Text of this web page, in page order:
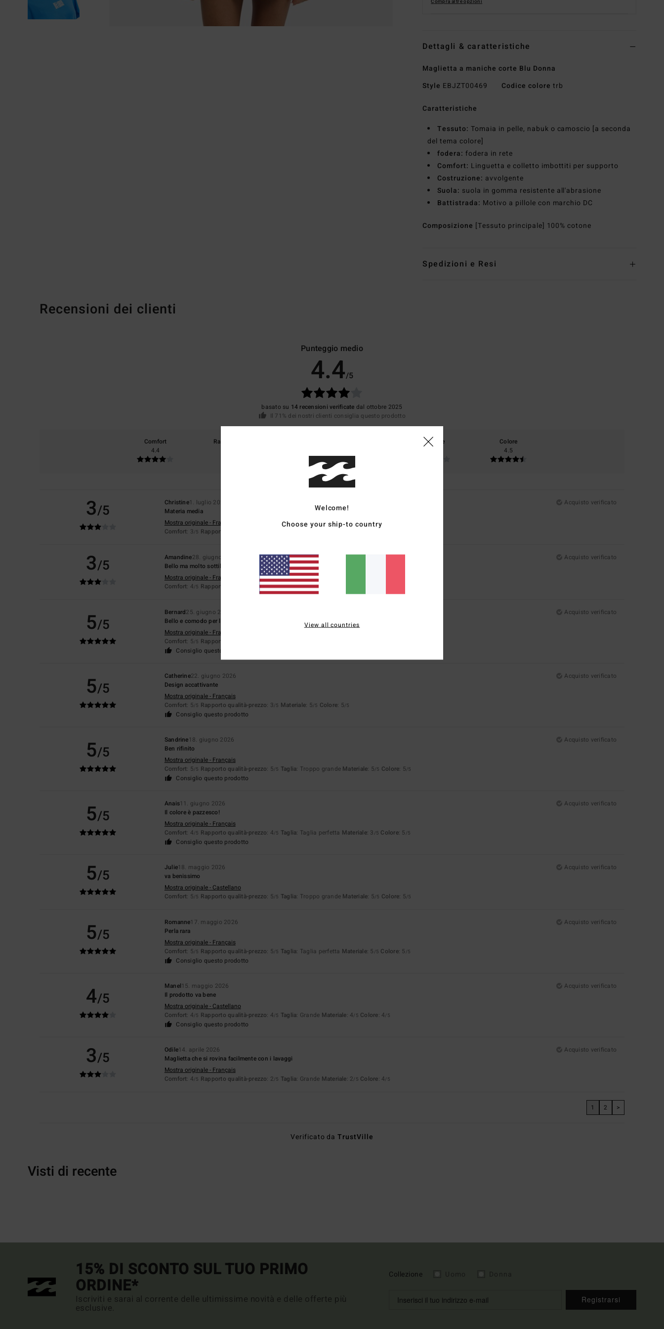
Compra altre opzioni
Dettagli & caratteristiche
Maglietta a maniche corte Blu Donna
Style EBJZT00469 Codice colore trb
Caratteristiche
Tessuto: Tomaia in pelle, nabuk o camoscio [a seconda
del tema colore]
fodera: fodera in rete
Comfort: Linguetta e colletto imbottiti per supporto
Costruzione: avvolgente
Suola: suola in gomma resistente all'abrasione
Battistrada: Motivo a pillole con marchio DC
Composizione [Tessuto principale] 100% cotone
Spedizioni e Resi
Recensioni dei clienti
Punteggio medio
4.4/5
basato su 14 recensioni verificate dal ottobre 2025
Il 71% dei nostri clienti consiglia questo prodotto
Comfort
4.4
Rapporto qualità-prezzo
Troppo piccoloTroppo grande
Materiale
Colore
4.5
3/5 Christine1. luglio 2026
Acquisto verificato
Materia media
Mostra originale - Français
Comfort: 3/5 Rapporto qualità-prezzo
3/5 Amandine28. giugno 2026
Acquisto verificato
Bello ma molto sottile
Mostra originale - Français
Comfort: 4/5 Rapporto qualità-prezzo: 3/5 Taglia: Taglia perfetta
5/5
Bernard25. giugno 2026
Acquisto verificato
Bello e comodo per lo sport
Mostra originale - Français
Comfort: 5/5 Rapporto qualità-prezzo
Consiglio questo prodotto
5/5
Catherine22. giugno 2026
Acquisto verificato
Design accattivante
Mostra originale - Français
Comfort: 5/5 Rapporto qualità-prezzo: 3/5 Materiale: 5/5 Colore: 5/5
Consiglio questo prodotto
5/5
Sandrine18. giugno 2026
Acquisto verificato
Ben rifinito
Mostra originale - Français
Comfort: 5/5 Rapporto qualità-prezzo: 5/5 Taglia: Troppo grande Materiale: 5/5 Colore: 5/5
Consiglio questo prodotto
5/5
Anais11. giugno 2026
Acquisto verificato
Il colore è pazzesco!
Mostra originale - Français
Comfort: 4/5 Rapporto qualità-prezzo: 4/5 Taglia: Taglia perfetta Materiale: 3 /5 Colore: 5 /5
Consiglio questo prodotto
5/5 Julie18. maggio 2026
Acquisto verificato
va benissimo
Mostra originale - Castellano
Comfort: 5/5 Rapporto qualità-prezzo: 5/5 Taglia: Troppo grande Materiale: 5/5 Colore: 5/5
5/5
Romanne17. maggio 2026
Acquisto verificato
Perla rara
Mostra originale - Français
Comfort: 5/5 Rapporto qualità-prezzo: 5/5 Taglia: Taglia perfetta Materiale: 5 /5 Colore: 5 /5
Consiglio questo prodotto
4/5
Manel15. maggio 2026
Acquisto verificato
Il prodotto va bene
Mostra originale - Castellano
Comfort: 4/5 Rapporto qualità-prezzo: 4/5 Taglia: Grande Materiale: 4/5 Colore: 4/5
Consiglio questo prodotto
3/5 Odile14. aprile 2026
Acquisto verificato
Maglietta che si rovina facilmente con i lavaggi
Mostra originale - Français
Comfort: 4/5 Rapporto qualità-prezzo: 2/5 Taglia: Grande Materiale: 2/5 Colore: 4/5
1 2 >
Verificato daTrustVille
Visti di recente
15% DI SCONTO SUL TUO PRIMO
ORDINE*
Iscriviti e sarai al corrente delle ultimissime novità e delle offerte più
esclusive.
Collezione
Registrarsi
Welcome!
Choose your ship-to country
View all countries